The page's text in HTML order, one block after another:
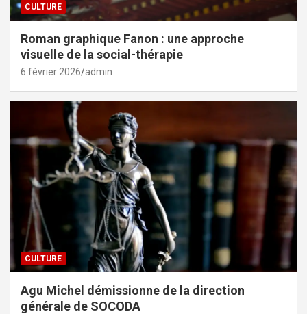
CULTURE
Roman graphique Fanon : une approche
visuelle de la social-thérapie
6 février 2026 admin
CULTURE
Agu Michel démissionne de la direction
générale de SOCODA